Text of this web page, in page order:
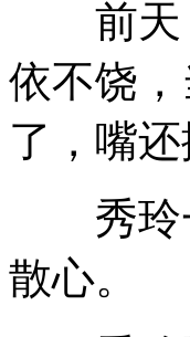
前天
依不饶
了，嘴还
秀玲一
散心。